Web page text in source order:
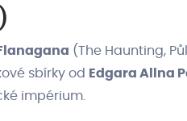
(The Haunting,
sbírky od
Edgara Allna
impérium.